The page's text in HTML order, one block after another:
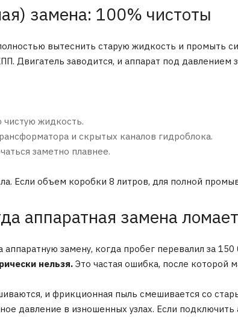
замена: 100% чистоты
вытеснить старую жидкость и промыть
Двигатель заводится, и аппарат под
чистую жидкость.
и скрытых каналов гидроблока.
заметно плавнее.
Если объем коробки 8 литров, для полной
аппаратная замена
замену, когда пробег перевалил за
нельзя. Это частая ошибка, после которой
и фрикционная пыль смешивается со
давление в изношенных узлах. Если